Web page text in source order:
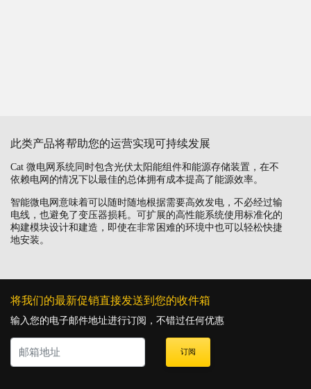
此类产品将帮助您的运营实现可持续发展
Cat 微电网系统同时包含光伏太阳能组件和能源存储装置，在不
依赖电网的情况下以最佳的总体拥有成本提高了能源效率。
智能微电网意味着可以随时随地根据需要高效发电，不必经过输
电线，也避免了变压器损耗。可扩展的高性能系统使用标准化的
构建模块设计和建造，即使在非常困难的环境中也可以轻松快捷
地安装。
将我们的最新促销直接发送到您的收件箱
输入您的电子邮件地址进行订阅，不错过任何优惠
订阅